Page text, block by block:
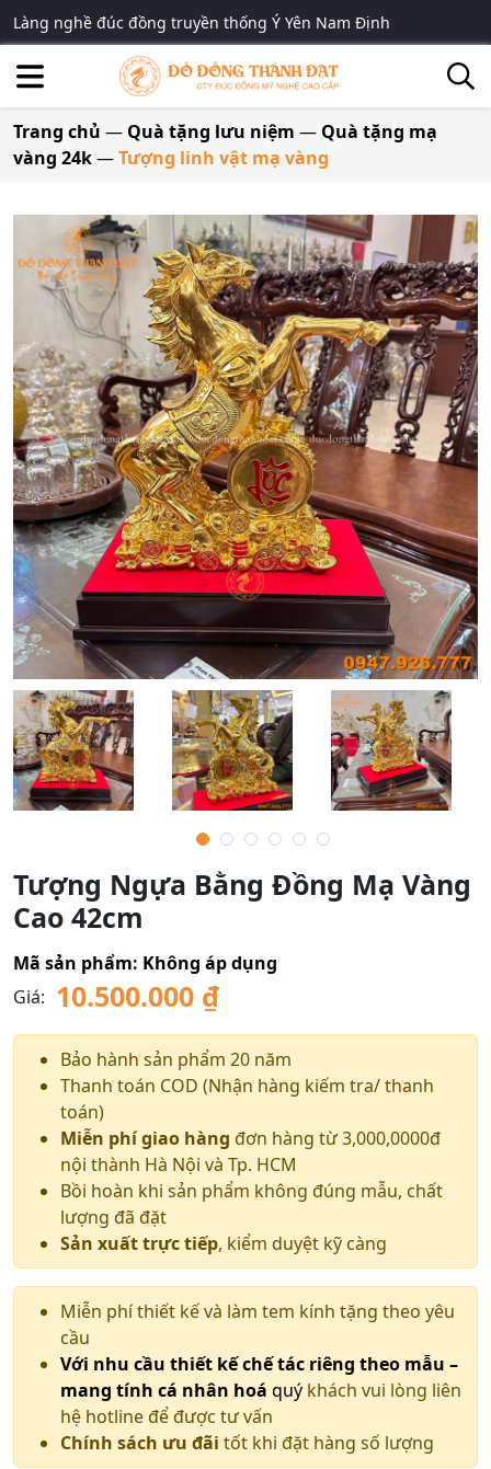
Làng nghề đúc đồng truyền thống Ý Yên Nam Định
Trang chủ — Quà tặng lưu niệm — Quà tặng mạ
vàng 24k—Tượng linh vật mạ vàng
Tượng Ngựa Bằng Đồng Mạ Vàng
Cao 42cm
Mã sản phẩm: Không áp dụng
Giá: 10.500.000 ₫
Bảo hành sản phẩm 20 năm
Thanh toán COD (Nhận hàng kiếm tra/ thanh
toán)
Miễn phí giao hàng đơn hàng từ 3,000,0000đ
nội thành Hà Nội và Tp. HCM
Bồi hoàn khi sản phẩm không đúng mẫu, chất
lượng đã đặt
Sản xuất trực tiếp, kiểm duyệt kỹ càng
Miễn phí thiết kế và làm tem kính tặng theo yêu
cầu
Với nhu cầu thiết kế chế tác riêng theo mẫu –
mang tính cá nhân hoá quý khách vui lòng liên
hệ hotline để được tư vấn
Chính sách ưu đãi tốt khi đặt hàng số lượng